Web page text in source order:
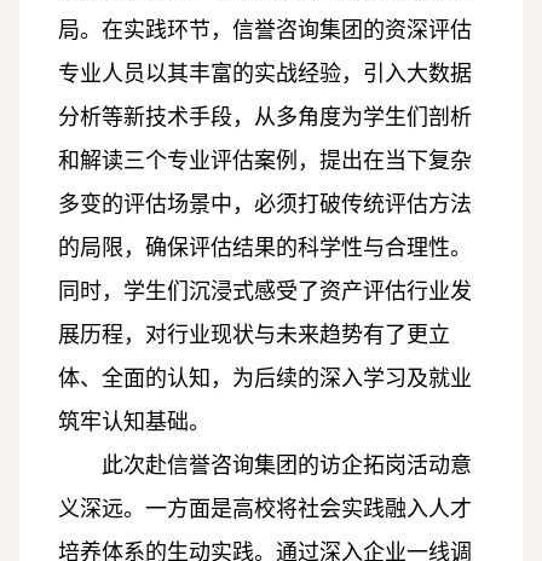
局。在实践环节，信誉咨询集团的资深评估
专业人员以其丰富的实战经验，引入大数据
分析等新技术手段，从多角度为学生们剖析
和解读三个专业评估案例，提出在当下复杂
多变的评估场景中，必须打破传统评估方法
的局限，确保评估结果的科学性与合理性。
同时，学生们沉浸式感受了资产评估行业发
展历程，对行业现状与未来趋势有了更立
体、全面的认知，为后续的深入学习及就业
筑牢认知基础。
此次赴信誉咨询集团的访企拓岗活动意
义深远。一方面是高校将社会实践融入人才
培养体系的生动实践。通过深入企业一线调